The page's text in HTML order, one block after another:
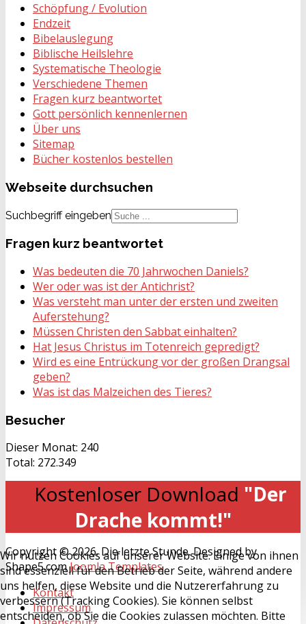
Schöpfung / Evolution
Endzeit
Bibelauslegung
Biblische Heilslehre
Systematische Theologie
Verschiedene Themen
Fragen kurz beantwortet
Gott persönlich kennenlernen
Über uns
Sitemap
Bücher kostenlos bestellen
Webseite durchsuchen
Suchbegriff eingeben
Fragen kurz beantwortet
Was bedeuten die 70 Jahrwochen Daniels?
Wer oder was ist der Antichrist?
Was versteht man unter der ersten und zweiten
Auferstehung?
Müssen Christen den Sabbat einhalten?
Hat Jesus Christus im Totenreich gepredigt?
Wird es eine Entrückung vor der großen Drangsal
geben?
Was ist das Malzeichen des Tieres?
Besucher
Dieser Monat: 240
Total: 272.349
Kostenloser Download "Der
Drache kommt!"
Copyright © 2026. Die letzte Stunde. Designed by
Shape5.comJoomla Templates
Kontakt
Impressum
Wir nutzen Cookies auf unserer Website. Einige von ihnen
sind essenziell für den Betrieb der Seite, während andere
uns helfen, diese Website und die Nutzererfahrung zu
verbessern (Tracking Cookies). Sie können selbst
entscheiden, ob Sie die Cookies zulassen möchten. Bitte